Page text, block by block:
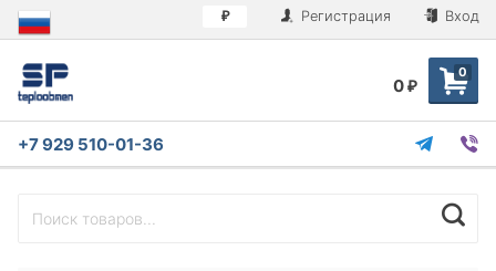
₽ Регистрация Вход
0
0 ₽
+7 929 510-01-36